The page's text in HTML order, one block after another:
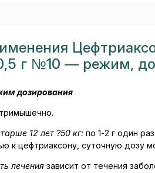
г №10 — режим,
дозирования
12 лет ?50 кг: по 1-2 г один
к цефтриаксону, суточную дозу
лечения зависит от течения